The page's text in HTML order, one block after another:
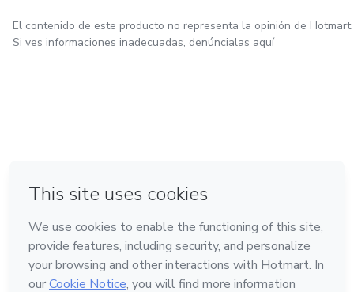
El contenido de este producto no representa la opinión de Hotmart.
Si ves informaciones inadecuadas, denúncialas aquí
Hecho con❤ en Ciudad de México
Conoce Hotmart